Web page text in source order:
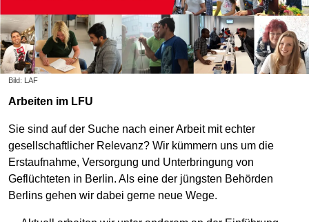
Bild: LAF
Arbeiten im LFU
Sie sind auf der Suche nach einer Arbeit mit echter
gesellschaftlicher Relevanz? Wir kümmern uns um die
Erstaufnahme, Versorgung und Unterbringung von
Geflüchteten in Berlin. Als eine der jüngsten Behörden
Berlins gehen wir dabei gerne neue Wege.